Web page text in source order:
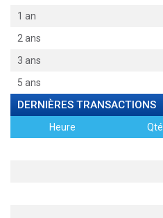
1 an
2 ans
3 ans
5 ans
DERNIÈRES TRANSACTIONS
Heure Qté.